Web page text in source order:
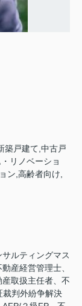
築戸建て,中古戸
リノベーショ
ン,高齢者向け,
ルティングマス
産経営管理士、
取扱主任者、不
裁判外紛争解決